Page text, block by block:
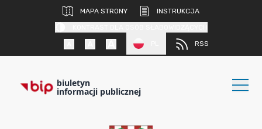
MAPA STRONY
INSTRUKCJA
RSS
biuletyn
informacji publicznej